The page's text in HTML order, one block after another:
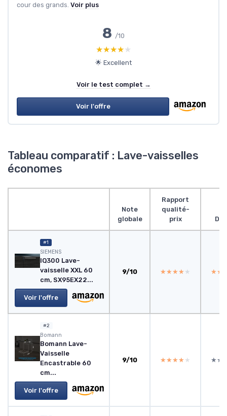
cour des grands. Voir plus
8 /10
★★★★★
★★★★★
🌟 Excellent
Voir le test complet →
Voir l'offre
Tableau comparatif : Lave-vaisselles
économes
Note
globale
Rapport
qualité-
prix
#1
SIEMENS
IQ300 Lave-
vaisselle XXL 60
cm, SX95EX22...
Voir l'offre
9/10 ★★★★★
★★★★★
#2
Bomann
Bomann Lave-
Vaisselle
Encastrable 60
cm...
Voir l'offre
9/10 ★★★★★
★★★★★